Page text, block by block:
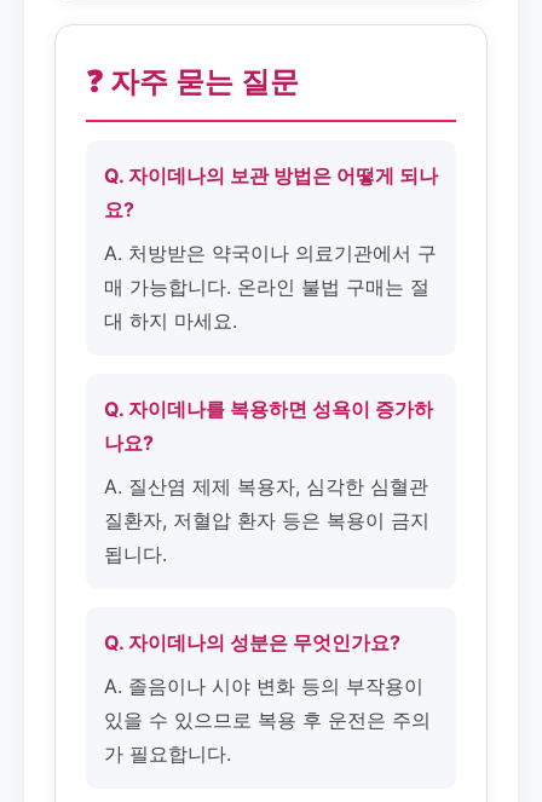
❓ 자주 묻는 질문
Q. 자이데나의 보관 방법은 어떻게 되나
요?
A. 처방받은 약국이나 의료기관에서 구
매 가능합니다. 온라인 불법 구매는 절
대 하지 마세요.
Q. 자이데나를 복용하면 성욕이 증가하
나요?
A. 질산염 제제 복용자, 심각한 심혈관
질환자, 저혈압 환자 등은 복용이 금지
됩니다.
Q. 자이데나의 성분은 무엇인가요?
A. 졸음이나 시야 변화 등의 부작용이
있을 수 있으므로 복용 후 운전은 주의
가 필요합니다.